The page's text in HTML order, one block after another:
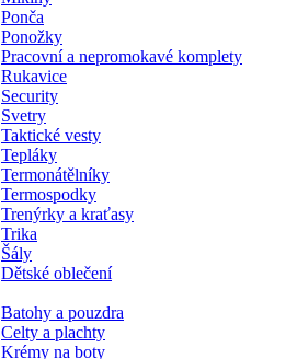
Ponča
Ponožky
Pracovní a nepromokavé komplety
Rukavice
Security
Svetry
Taktické vesty
Tepláky
Termonátělníky
Termospodky
Trenýrky a kraťasy
Trika
Šály
Dětské oblečení
Batohy a pouzdra
Celty a plachty
Krémy na boty